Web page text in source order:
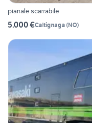
pianale scarrabile
5.000 €Caltignaga (NO)